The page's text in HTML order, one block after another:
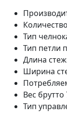
Тип
Тип петли
Длина
Ширина
Вес брутто
Тип